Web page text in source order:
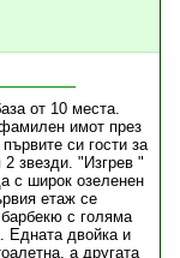
от 10 места.
имот през
си гости за
звезди. "Изгрев "
с широк озеленен
етаж се
с голяма
Едната двойка и
а другата